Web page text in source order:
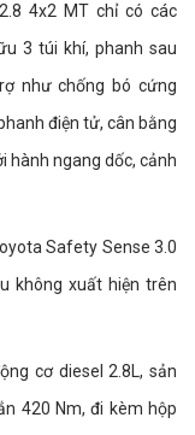
4x2 MT chỉ có các
3 túi khí, phanh sau
như chống bó cứng
điện tử, cân bằng
hành ngang dốc, cảnh
Safety Sense 3.0
không xuất hiện trên
cơ diesel 2.8L, sản
420 Nm, đi kèm hộp